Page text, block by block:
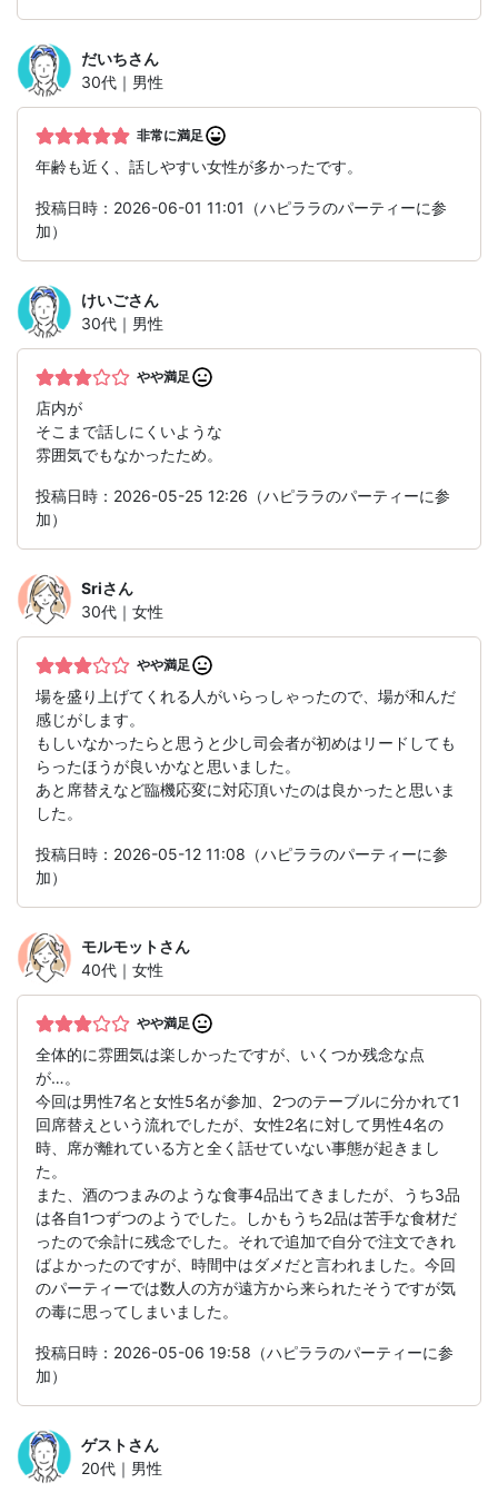
だいちさん
30代｜男性
非常に満足
年齢も近く、話しやすい女性が多かったです。
投稿日時：2026-06-01 11:01（ハピララのパーティーに参
加）
けいごさん
30代｜男性
やや満足
店内が
そこまで話しにくいような
雰囲気でもなかったため。
投稿日時：2026-05-25 12:26（ハピララのパーティーに参
加）
Sriさん
30代｜女性
やや満足
場を盛り上げてくれる人がいらっしゃったので、場が和んだ
感じがします。
もしいなかったらと思うと少し司会者が初めはリードしても
らったほうが良いかなと思いました。
あと席替えなど臨機応変に対応頂いたのは良かったと思いま
した。
投稿日時：2026-05-12 11:08（ハピララのパーティーに参
加）
モルモットさん
40代｜女性
やや満足
全体的に雰囲気は楽しかったですが、いくつか残念な点
が…。
今回は男性7名と女性5名が参加、2つのテーブルに分かれて1
回席替えという流れでしたが、女性2名に対して男性4名の
時、席が離れている方と全く話せていない事態が起きまし
た。
また、酒のつまみのような食事4品出てきましたが、うち3品
は各自1つずつのようでした。しかもうち2品は苦手な食材だ
ったので余計に残念でした。それで追加で自分で注文できれ
ばよかったのですが、時間中はダメだと言われました。今回
のパーティーでは数人の方が遠方から来られたそうですが気
の毒に思ってしまいました。
投稿日時：2026-05-06 19:58（ハピララのパーティーに参
加）
ゲストさん
20代｜男性